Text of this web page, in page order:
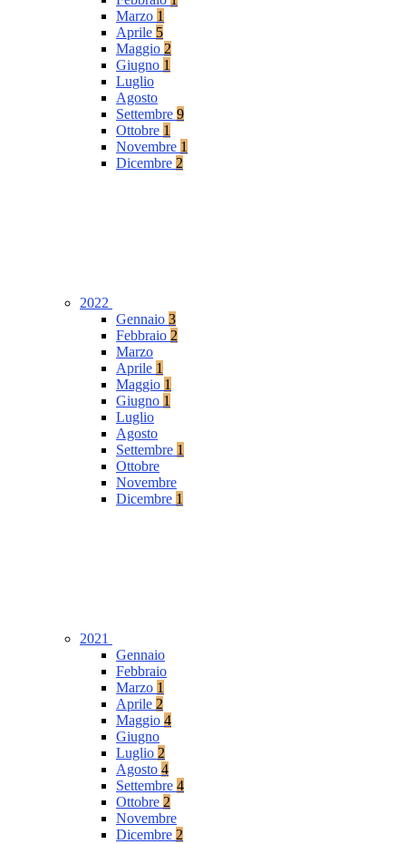
Marzo 1
Aprile 5
Maggio 2
Giugno 1
Luglio
Agosto
Settembre 9
Ottobre 1
Novembre 1
Dicembre 2
2022
Gennaio 3
Febbraio 2
Marzo
Aprile 1
Maggio 1
Giugno 1
Luglio
Agosto
Settembre 1
Ottobre
Novembre
Dicembre 1
2021
Gennaio
Febbraio
Marzo 1
Aprile 2
Maggio 4
Giugno
Luglio 2
Agosto 4
Settembre 4
Ottobre 2
Novembre
Dicembre 2